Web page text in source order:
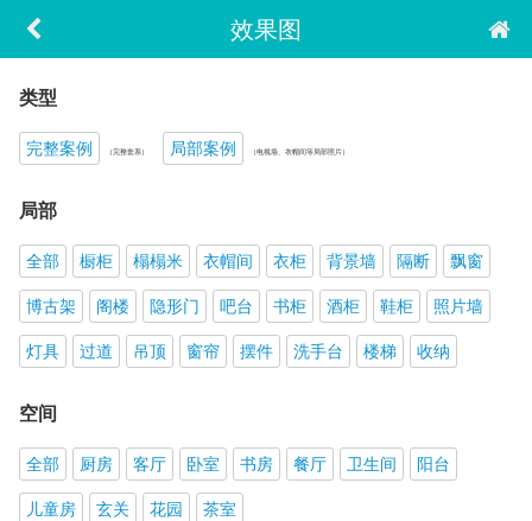
效果图
类型
完整案例 （完整套系） 局部案例 （电视墙、衣帽间等局部照片）
局部
全部 橱柜 榻榻米 衣帽间 衣柜 背景墙 隔断
飘窗
博古架
阁楼 隐形门 吧台 书柜 酒柜 鞋柜
照片墙
灯具
过道 吊顶 窗帘 摆件 洗手台 楼梯 收纳
空间
全部 厨房 客厅 卧室 书房 餐厅 卫生间
阳台
儿童房
玄关 花园 茶室